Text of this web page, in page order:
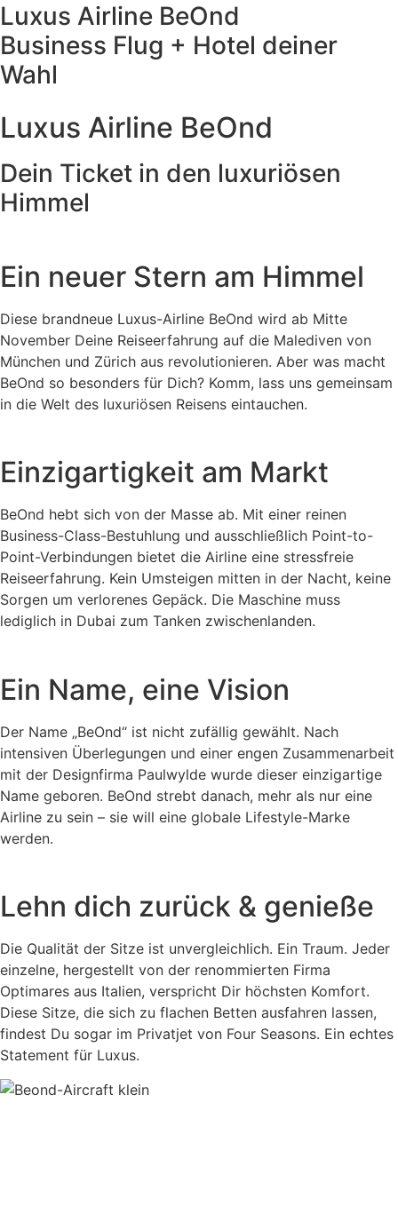
Luxus Airline BeOnd
Business Flug + Hotel deiner
Wahl
Dein Abenteuer...
...beginnt hier!
Tauche ein...
Luxus Airline BeOnd
Dein Ticket in den luxuriösen
Himmel
Ein neuer Stern am Himmel
Diese brandneue Luxus-Airline BeOnd wird ab Mitte
November Deine Reiseerfahrung auf die Malediven von
München und Zürich aus revolutionieren. Aber was macht
BeOnd so besonders für Dich? Komm, lass uns gemeinsam
in die Welt des luxuriösen Reisens eintauchen.
Einzigartigkeit am Markt
BeOnd hebt sich von der Masse ab. Mit einer reinen
Business-Class-Bestuhlung und ausschließlich Point-to-
Point-Verbindungen bietet die Airline eine stressfreie
Reiseerfahrung. Kein Umsteigen mitten in der Nacht, keine
Sorgen um verlorenes Gepäck. Die Maschine muss
lediglich in Dubai zum Tanken zwischenlanden.
Ein Name, eine Vision
Der Name „BeOnd“ ist nicht zufällig gewählt. Nach
intensiven Überlegungen und einer engen Zusammenarbeit
mit der Designfirma Paulwylde wurde dieser einzigartige
Name geboren. BeOnd strebt danach, mehr als nur eine
Airline zu sein – sie will eine globale Lifestyle-Marke
werden.
Lehn dich zurück & genieße
Die Qualität der Sitze ist unvergleichlich. Ein Traum. Jeder
einzelne, hergestellt von der renommierten Firma
Optimares aus Italien, verspricht Dir höchsten Komfort.
Diese Sitze, die sich zu flachen Betten ausfahren lassen,
findest Du sogar im Privatjet von Four Seasons. Ein echtes
Statement für Luxus.